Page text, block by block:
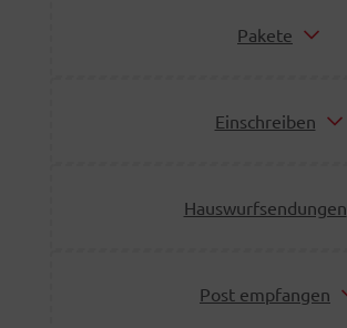
Pakete
Einschreiben
Hauswurfsendungen
Post empfangen